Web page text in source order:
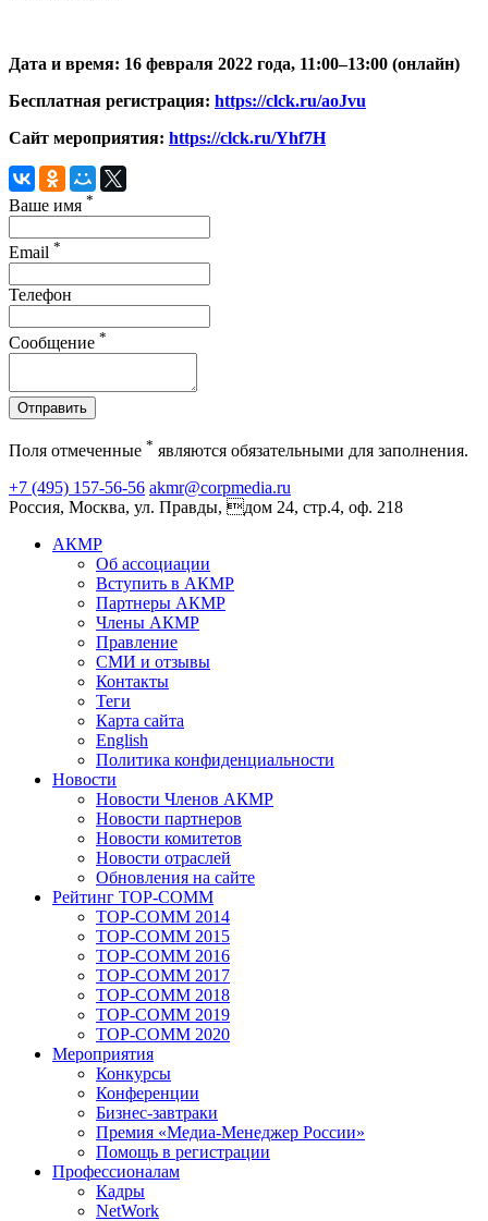
Дата и время: 16 февраля 2022 года, 11:00–13:00 (онлайн)
Бесплатная регистрация: https://clck.ru/aoJvu
Сайт мероприятия: https://clck.ru/Yhf7H
Ваше имя *
Email *
Телефон
Сообщение *
Отправить
Поля отмеченные * являются обязательными для заполнения.
+7 (495) 157-56-56 akmr@corpmedia.ru
Россия, Москва, ул. Правды, дом 24, стр.4, оф. 218
АКМР
Об ассоциации
Вступить в АКМР
Партнеры АКМР
Члены АКМР
Правление
СМИ и отзывы
Контакты
Теги
Карта сайта
English
Политика конфиденциальности
Новости
Новости Членов АКМР
Новости партнеров
Новости комитетов
Новости отраслей
Обновления на сайте
Рейтинг TOP-COMM
TOP-COMM 2014
TOP-COMM 2015
TOP-COMM 2016
TOP-COMM 2017
TOP-COMM 2018
TOP-COMM 2019
TOP-COMM 2020
Мероприятия
Конкурсы
Конференции
Бизнес-завтраки
Премия «Медиа-Менеджер России»
Помощь в регистрации
Профессионалам
Кадры
NetWork